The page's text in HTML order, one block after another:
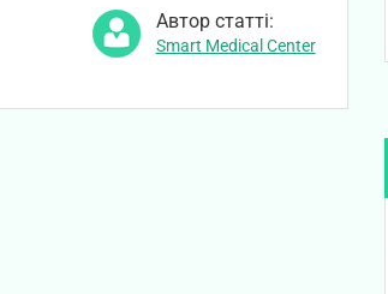
Автор статті:
Smart Medical Center